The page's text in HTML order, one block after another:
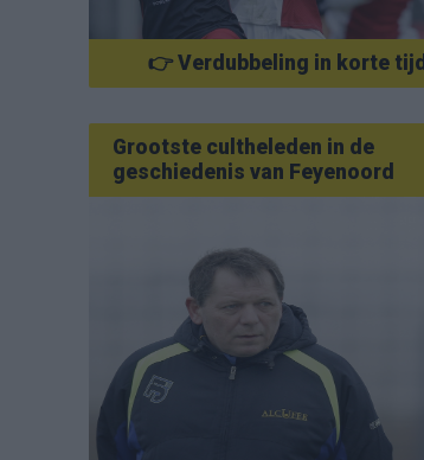
👉 Verdubbeling in korte tijd
Grootste cultheleden in de
geschiedenis van Feyenoord